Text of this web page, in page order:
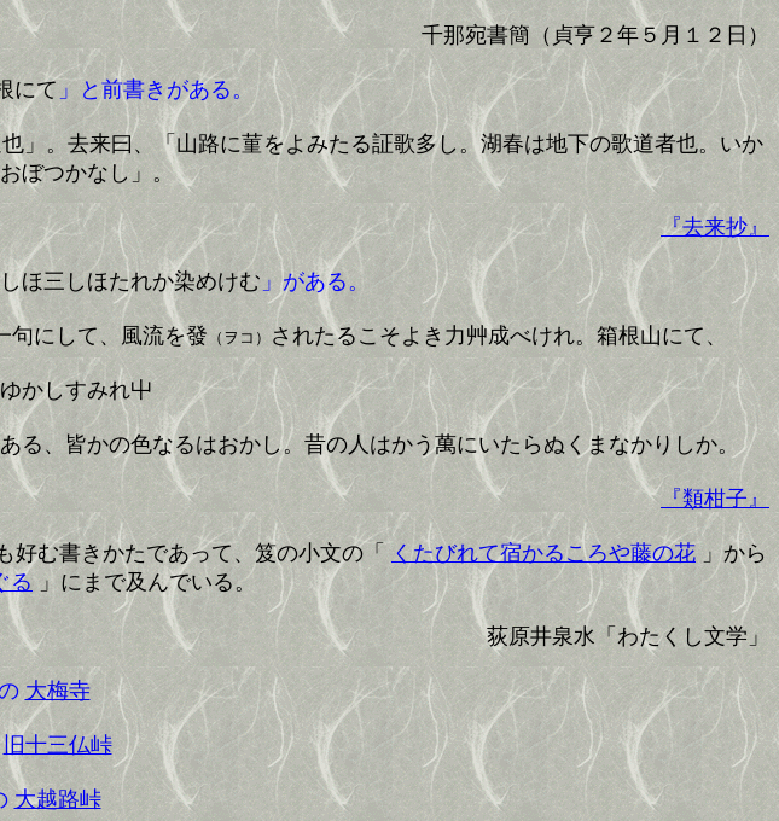
千那宛書簡（貞亨２年５月１２日）
にて 」と前書きがある。
」。去来曰、「山路に菫をよみたる証歌多し。湖春は地下の歌道者也。いか
ぼつかなし」。
『去来抄』
ほ三しほたれか染めけむ 」がある。
句にして、風流を發 （ヲコ） されたるこそよき力艸成べけれ。箱根山にて、
しすみれ屮
、皆かの色なるはおかし。昔の人はかう萬にいたらぬくまなかりしか。
『類柑子』
好む書きかたであって、笈の小文の「 くたびれて宿かるころや藤の花 」から
る」にまで及んでいる。
荻原井泉水「わたくし文学」
大梅寺
旧十三仏峠
大越路峠